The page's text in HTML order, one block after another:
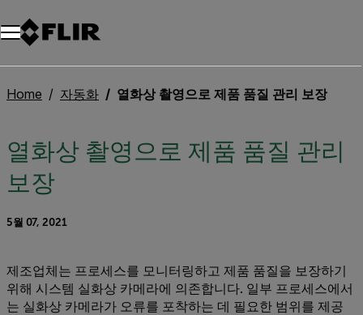
Home 자동화 열화상 촬영으로 제품 품질 관리 보장
열화상 촬영으로 제품 품질 관리
보장
5월 07, 2021
제조업체는 프로세스를 모니터링하고 제품 품질을 보장하기
위해 시스템 실화상 카메라에 의존합니다. 일부 프로세스에서
는 실화상 카메라가 오류를 포착하는 데 필요한 범위를 제공